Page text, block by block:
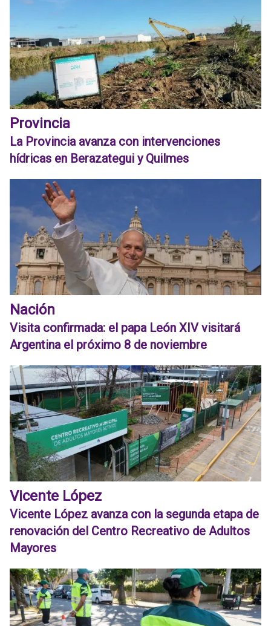
Provincia
La Provincia avanza con intervenciones
hídricas en Berazategui y Quilmes
Nación
Visita confirmada: el papa León XIV visitará
Argentina el próximo 8 de noviembre
Vicente López
Vicente López avanza con la segunda etapa de
renovación del Centro Recreativo de Adultos
Mayores